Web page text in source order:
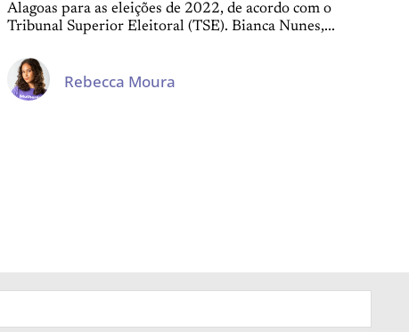
Alagoas para as eleições de 2022, de acordo com o
Tribunal Superior Eleitoral (TSE). Bianca Nunes,...
Rebecca Moura